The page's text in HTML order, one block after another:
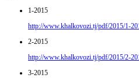
1-2015
http://www.khalkovozi.tj/pdf/2015/1-
2-2015
http://www.khalkovozi.tj/pdf/2015/2-
3-2015